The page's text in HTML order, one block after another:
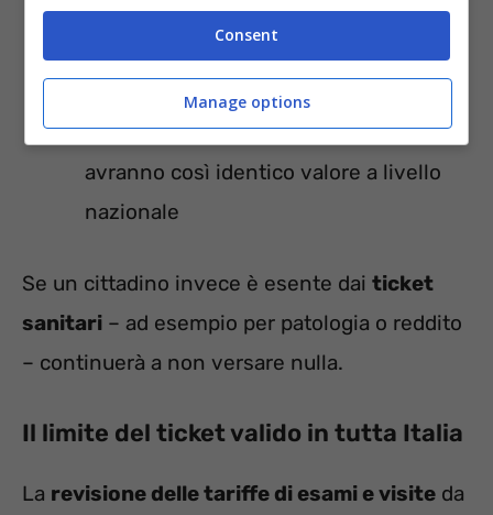
l’offerta di assistenza sanitaria in tutta
saranno altresìridefiniti i prezzi delle
varie prestazioni, visite ed esami, che
avranno così identico valore a livello
nazionale
Se un cittadino invece è esente dai ticket
sanitari – ad esempio per patologia o reddito
– continuerà a non versare nulla.
Il limite del ticket valido in tutta Italia
La revisione delle tariffe di esami e visite da
Consent
Manage options